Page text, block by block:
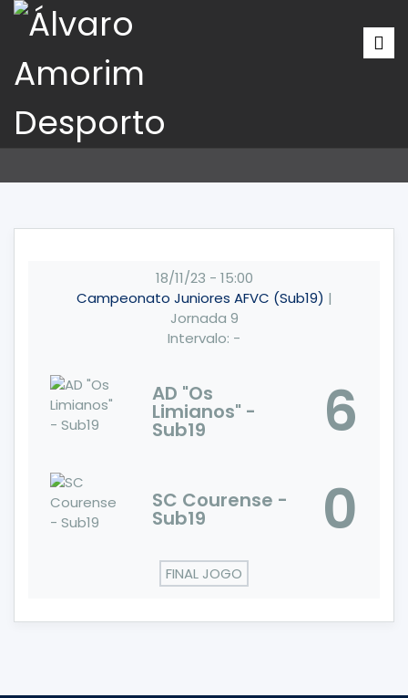
18/11/23 - 15:00
Campeonato Juniores AFVC (Sub19) |
Jornada 9
Intervalo: -
AD "Os
Limianos" -
Sub19 6
SC Courense -
Sub19 0
FINAL JOGO